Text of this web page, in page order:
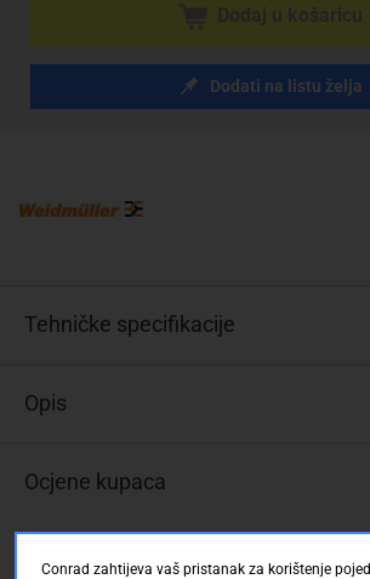
Dodati na listu želja
Tehničke specifikacije
Opis
Ocjene kupaca
Conrad zahtijeva vaš pristanak za korištenje